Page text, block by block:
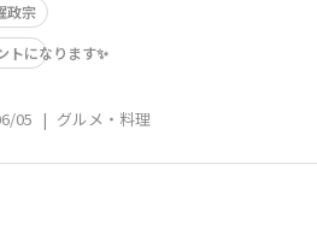
政宗
トになります✨
05 | グルメ・料理